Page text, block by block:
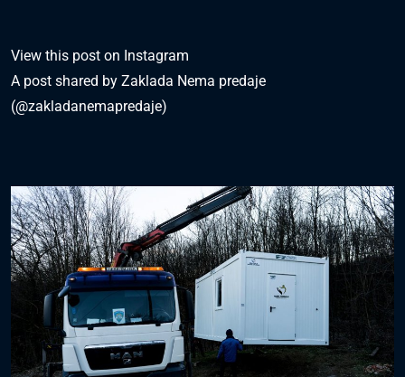
View this post on Instagram
A post shared by Zaklada Nema predaje
(@zakladanemapredaje)